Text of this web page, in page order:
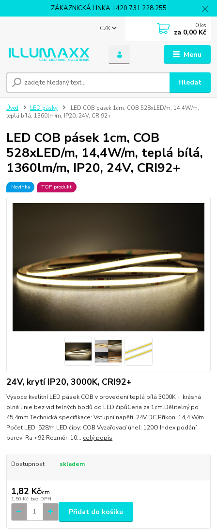
ZÁKAZNICKÁ LINKA +420 731 228 255
Menu
CZK
Hledat
0 ks
za 0,00 Kč
Úvod LED pásky
LED COB pásek 1cm, COB 528xLED/m, 14,4W/m,
teplá bílá, 1360lm/m, IP20, 24V, CRI92+
LED COB pásek 1cm, COB
528xLED/m, 14,4W/m, teplá bílá,
1360lm/m, IP20, 24V, CRI92+
Novinka TOP produkt
24V, krytí IP20, 3000K, CRI92+
Vysoce kvalitní LED pásek COB v provedení teplá bílá 3000K - krásná
plná linie bez viditelných bodů od LED čipůCena za 1cm.Dělitelný po
45,4mm Technická specifikace: Vstupní napětí: 24V DC Příkon: 14,4 W/m
Počet LED: 528/m LED čipy: COB Vyzařovací úhel: 120O Index podání
barev: Ra <92 Rozměr: 10... celý popis
Dostupnost skladem
1,82 Kč/cm
1,50 Kč bez DPH
Přidat do košíku